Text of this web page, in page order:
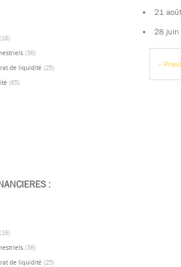
(16)
(36)
de liquidité (25)
(65)
:
(16)
(36)
de liquidité (25)
21
28 juin
«